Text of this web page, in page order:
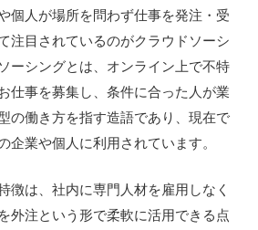
個人が場所を問わず仕事を発注・受
注目されているのがクラウドソーシ
ーシングとは、オンライン上で不特
仕事を募集し、条件に合った人が業
の働き方を指す造語であり、現在で
企業や個人に利用されています。
徴は、社内に専門人材を雇用しなく
外注という形で柔軟に活用できる点